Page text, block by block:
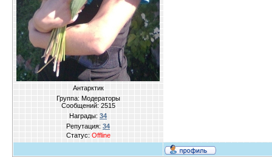
Антарктик
Группа: Модераторы
Сообщений: 2515
Награды: 34
Репутация: 34
Статус: Offline